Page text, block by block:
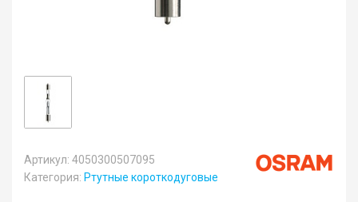
Артикул: 4050300507095
Категория: Ртутные короткодуговые